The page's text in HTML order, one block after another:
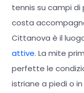
tennis su campi
costa
Cittanova è il
attive. La mite
perfette le
istriane a piedi o